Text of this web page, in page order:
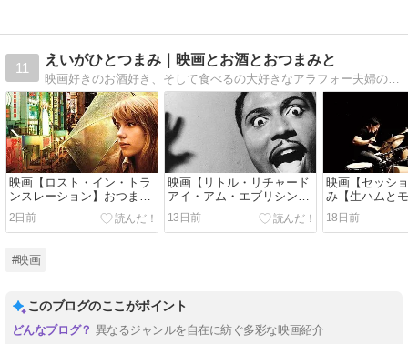
11
えいがひとつまみ｜映画とお酒とおつまみと
映画好きのお酒好き、そして食べるの大好きなアラフォー夫婦の日常。毎日の晩酌のおつまみは一本の映画。映画制作経験があったりするころっぷの映画レビューにどうぞお付き合い下さい！
映画【ロスト・イン・トラ
ンスレーション】おつまみ
【フライドチキンと夏野菜
マリネ】
2日前
映画【リトル・リチャード
アイ・アム・エブリシン
グ】おつまみ【海老揚げ春
巻き】
13日前
映画【セッシ
み【生ハムと
チーズのサラ
18日前
#映画
このブログのここがポイント
異なるジャンルを自在に紡ぐ多彩な映画紹介